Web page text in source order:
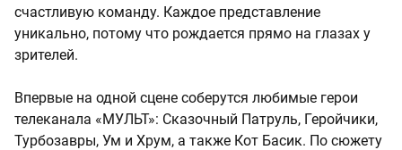
счастливую команду. Каждое представление
уникально, потому что рождается прямо на глазах у
зрителей.
Впервые на одной сцене соберутся любимые герои
телеканала «МУЛЬТ»: Сказочный Патруль, Геройчики,
Турбозавры, Ум и Хрум, а также Кот Басик. По сюжету